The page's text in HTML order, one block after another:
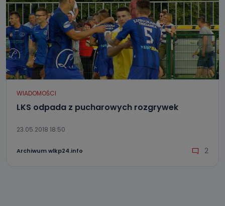
WIADOMOŚCI
LKS odpada z pucharowych rozgrywek
23.05.2018 18:50
Archiwum wlkp24.info 2